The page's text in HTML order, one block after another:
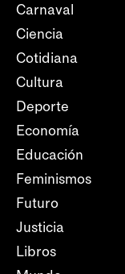
Carnaval
Ciencia
Cotidiana
Cultura
Deporte
Economía
Educación
Feminismos
Futuro
Justicia
Libros